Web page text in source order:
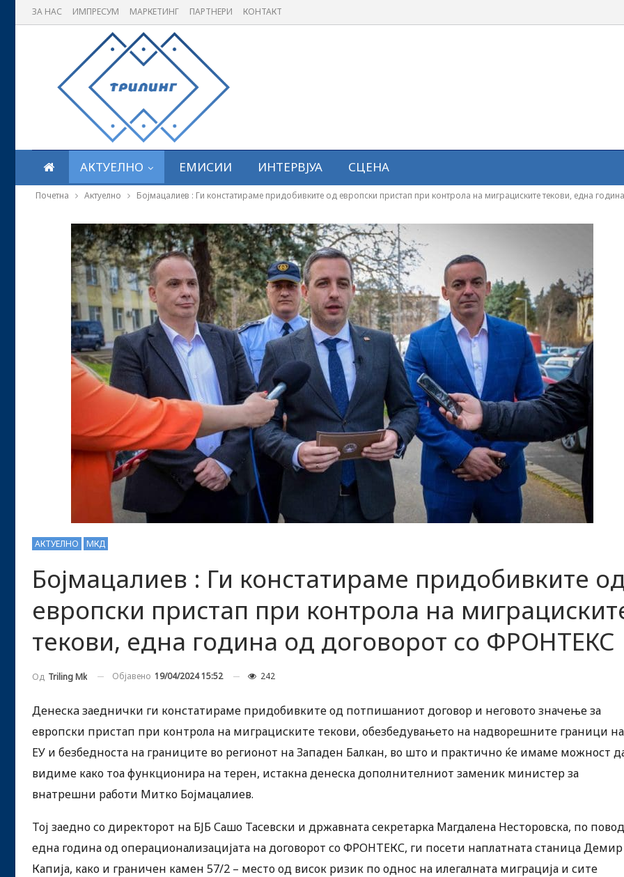
ЗА НАС ИМПРЕСУМ МАРКЕТИНГ ПАРТНЕРИ КОНТАКТ
АКТУЕЛНО ЕМИСИИ ИНТЕРВЈУА СЦЕНА
Почетна Актуелно Бојмацалиев : Ги констатираме придобивките од европски пристап при контрола на миграциските текови, една
АКТУЕЛНО МКД
Бојмацалиев : Ги констатираме придобивките
европски пристап при контрола на
текови, една година од договорот со ФРОНТЕКС
Од Triling Mk Објавено 19/04/2024 15:52 242
Денескa заеднички ги констатираме придобивките од потпишаниот договор и неговото значење за
европски пристап при контрола на миграциските текови, обезбедувањето на надворешните граници на
ЕУ и безбедноста на границите во регионот на Западен Балкан, во што и практично ќе имаме можност
видиме како тоа функционира на терен, истакна денеска дополнителниот заменик министер за
внатрешни работи Митко Бојмацалиев.
Toj заедно со директорот на БЈБ Сашо Тасевски и државната секретарка Магдалена Несторовска, по повод
една година од операционализацијата на договорот со ФРОНТЕКС, ги посети наплатната станица Демир
Капија, како и граничен камен 57/2 – место од висок ризик по однос на илегалната миграција и сите